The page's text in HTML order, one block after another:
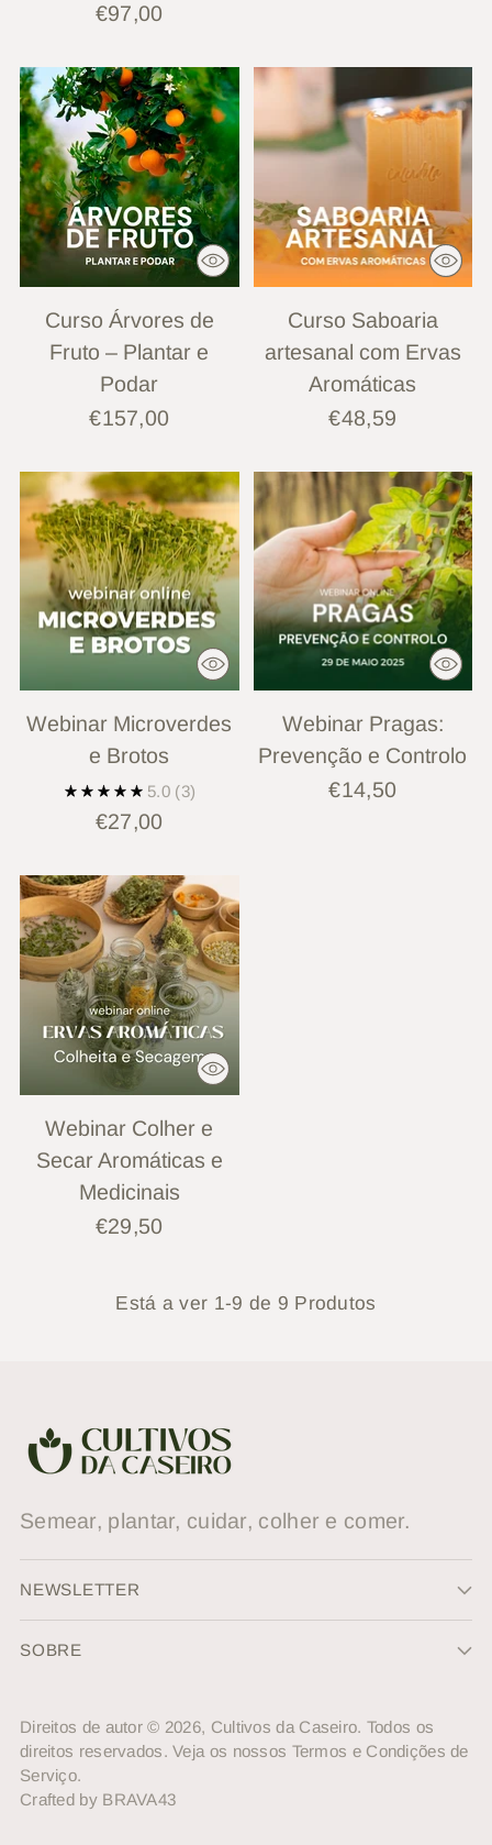
€97,00
Curso Árvores de
Fruto – Plantar e
Podar
€157,00
Curso Saboaria
artesanal com Ervas
Aromáticas
€48,59
Webinar Microverdes
e Brotos
5.0 (3)
€27,00
Webinar Pragas:
Prevenção e Controlo
€14,50
Webinar Colher e
Secar Aromáticas e
Medicinais
€29,50
Está a ver 1-9 de 9 Produtos
Semear, plantar, cuidar, colher e comer.
NEWSLETTER
SOBRE
Direitos de autor © 2026, Cultivos da Caseiro. Todos os
direitos reservados. Veja os nossos Termos e Condições de
Serviço.
Crafted by BRAVA43